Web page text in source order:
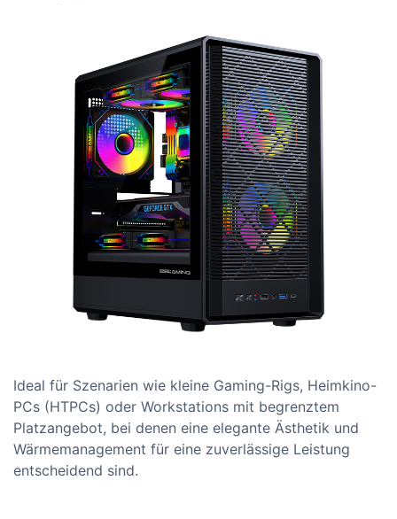
Ideal für Szenarien wie kleine Gaming-Rigs, Heimkino-
PCs (HTPCs) oder Workstations mit begrenztem
Platzangebot, bei denen eine elegante Ästhetik und
Wärmemanagement für eine zuverlässige Leistung
entscheidend sind.